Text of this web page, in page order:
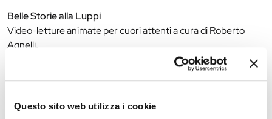
Questo sito web utilizza i cookie
Belle Storie alla Luppi
Video-letture animate per cuori attenti a cura di Roberto
Agnelli.